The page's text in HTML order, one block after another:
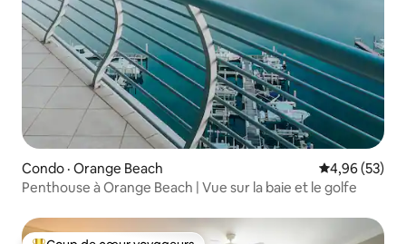
Condo · Orange Beach Note
4,96 (53)
Penthouse à Orange Beach | Vue sur la baie et le golfe